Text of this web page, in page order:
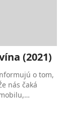
(2021)
o tom,
nás čaká